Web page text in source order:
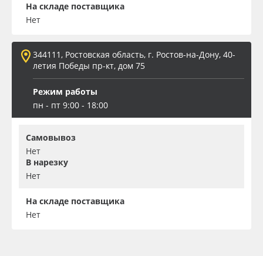
На складе поставщика
Нет
344111, Ростовская область, г. Ростов-на-Дону, 40-
летия Победы пр-кт, дом 75
Режим работы
пн - пт 9:00 - 18:00
Самовывоз
Нет
В нарезку
Нет
На складе поставщика
Нет